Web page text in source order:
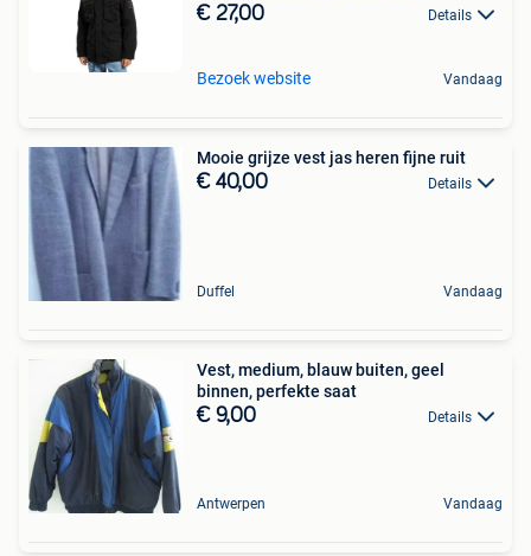
€ 27,00 Details
Bezoek website Vandaag
Mooie grijze vest jas heren fijne ruit
€ 40,00 Details
Duffel Vandaag
Vest, medium, blauw buiten, geel
binnen, perfekte saat
€ 9,00 Details
Antwerpen Vandaag